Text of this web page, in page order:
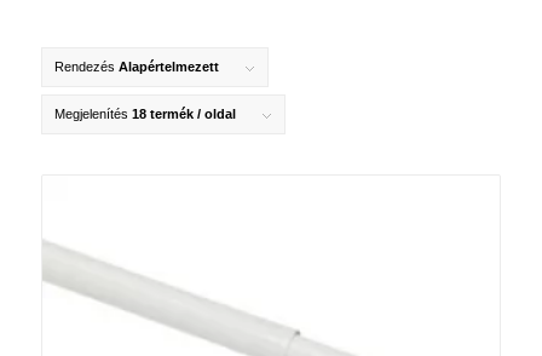
Rendezés Alapértelmezett
Megjelenítés 18 termék / oldal